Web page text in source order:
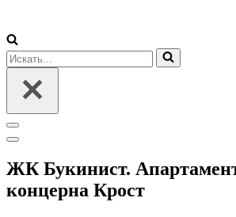
Искать...
Меню
навигации
Меню
ЖК Букинист.
концерна Крост